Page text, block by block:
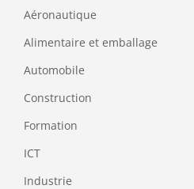
Aéronautique
Alimentaire et emballage
Automobile
Construction
Formation
ICT
Industrie